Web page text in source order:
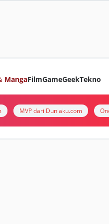
MangaFilmGameGeekTekno
MVP dari Duniaku.com